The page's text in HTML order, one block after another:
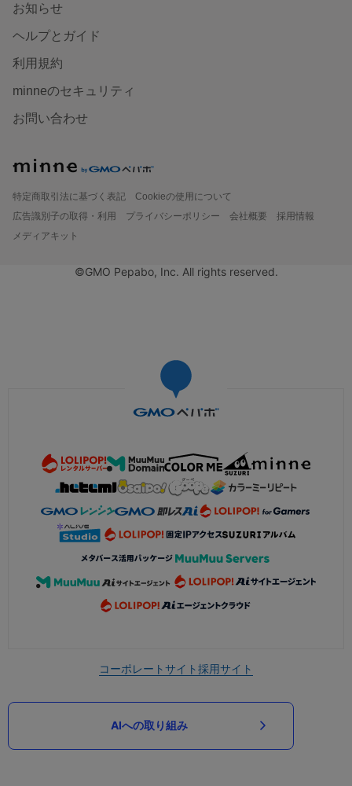
お知らせ
ヘルプとガイド
利用規約
minneのセキュリティ
お問い合わせ
特定商取引法に基づく表記
Cookieの使用について
広告識別子の取得・利用
プライバシーポリシー 会社概要
採用情報
メディアキット
©GMO Pepabo, Inc. All rights reserved.
コーポレートサイト採用サイト
AIへの取り組み